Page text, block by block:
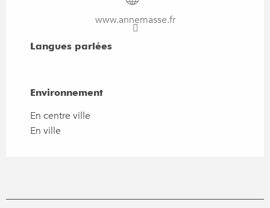
www.annemasse.fr
Langues parlées
Langues parlées
Environnement
Environnement
En centre ville
En ville